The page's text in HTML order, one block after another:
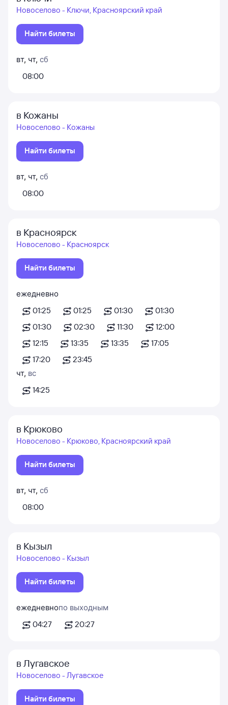
Новоселово - Ключи, Красноярский край
Найти билеты
вт, чт, сб
08:00
в Кожаны
Новоселово - Кожаны
Найти билеты
вт, чт, сб
08:00
в Красноярск
Новоселово - Красноярск
Найти билеты
ежедневно
01:25
01:25 01:30
01:30
01:30
02:30 11:30
12:00
12:15
13:35 13:35
17:05
17:20
23:45
чт, вс
14:25
в Крюково
Новоселово - Крюково, Красноярский край
Найти билеты
вт, чт, сб
08:00
в Кызыл
Новоселово - Кызыл
Найти билеты
ежедневно
04:27
по выходным
20:27
в Лугавское
Новоселово - Лугавское
Найти билеты